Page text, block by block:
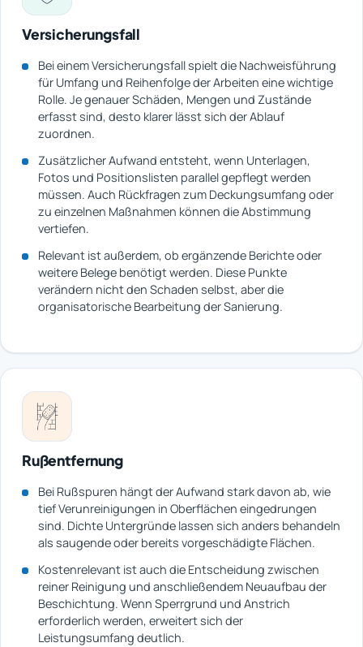
Versicherungsfall
Bei einem Versicherungsfall spielt die Nachweisführung
für Umfang und Reihenfolge der Arbeiten eine wichtige
Rolle. Je genauer Schäden, Mengen und Zustände
erfasst sind, desto klarer lässt sich der Ablauf
zuordnen.
Zusätzlicher Aufwand entsteht, wenn Unterlagen,
Fotos und Positionslisten parallel gepflegt werden
müssen. Auch Rückfragen zum Deckungsumfang oder
zu einzelnen Maßnahmen können die Abstimmung
vertiefen.
Relevant ist außerdem, ob ergänzende Berichte oder
weitere Belege benötigt werden. Diese Punkte
verändern nicht den Schaden selbst, aber die
organisatorische Bearbeitung der Sanierung.
Rußentfernung
Bei Rußspuren hängt der Aufwand stark davon ab, wie
tief Verunreinigungen in Oberflächen eingedrungen
sind. Dichte Untergründe lassen sich anders behandeln
als saugende oder bereits vorgeschädigte Flächen.
Kostenrelevant ist auch die Entscheidung zwischen
reiner Reinigung und anschließendem Neuaufbau der
Beschichtung. Wenn Sperrgrund und Anstrich
erforderlich werden, erweitert sich der
Leistungsumfang deutlich.